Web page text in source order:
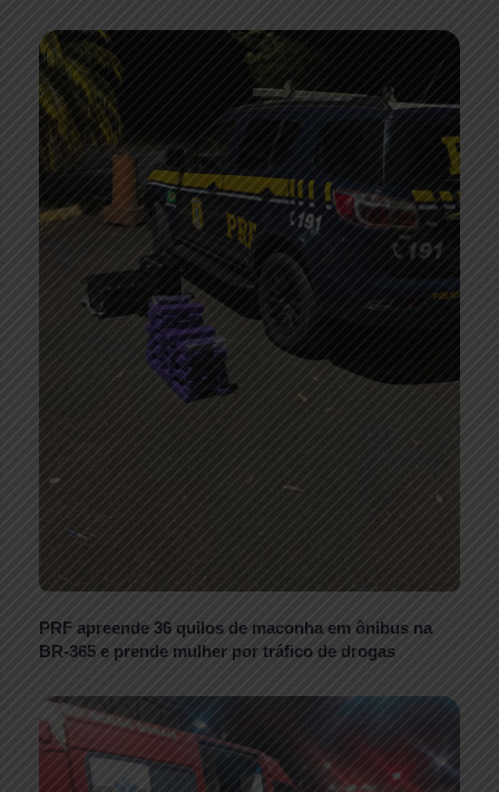
PRF apreende 36 quilos de maconha em ônibus na
BR-365 e prende mulher por tráfico de drogas